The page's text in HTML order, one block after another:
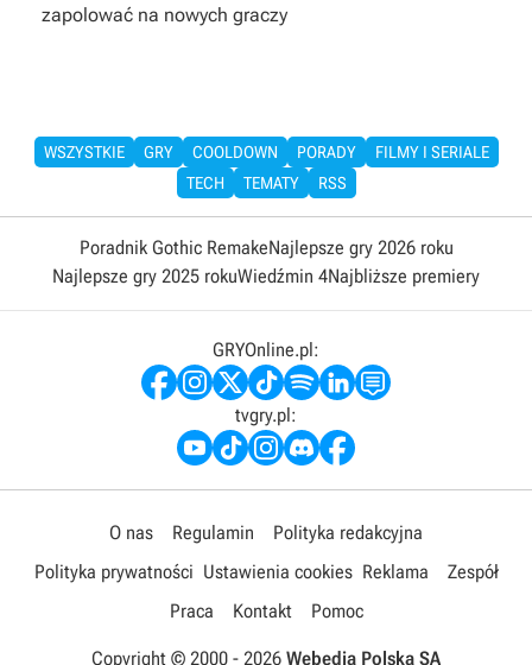
zapolować na nowych graczy
WSZYSTKIE GRY COOLDOWN PORADY
FILMY I SERIALE
TECH
TEMATY RSS
Poradnik Gothic RemakeNajlepsze gry 2026 roku
Najlepsze gry 2025 rokuWiedźmin 4Najbliższe premiery
GRYOnline.pl:
tvgry.pl:
O nas Regulamin
Polityka redakcyjna
Polityka prywatności Ustawienia cookies Reklama
Zespół
Praca
Kontakt Pomoc
Copyright © 2000 - 2026 Webedia Polska SA